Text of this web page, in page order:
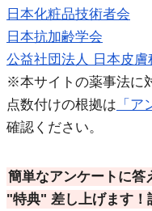
日本化粧品技術者会
日本抗加齢学会
公益社団法人 日本皮膚
※本サイトの薬事法に
点数付けの根拠は 「
確認ください。
簡単なアンケートに答
"特典" 差し上げます！